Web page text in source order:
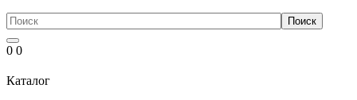
0 0
Каталог